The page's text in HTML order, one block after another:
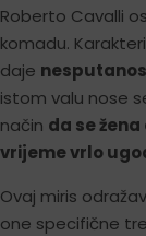
Roberto Cavalli
komadu.
daje
istom valu nose
način da se
vrijeme vrlo
Ovaj miris
one specifične